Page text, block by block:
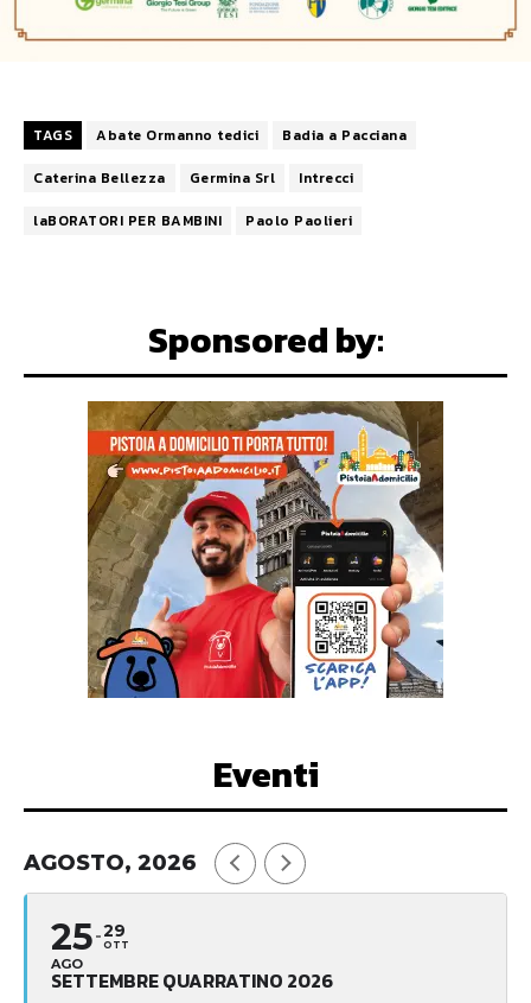
TAGS Abate Ormanno tedici
Badia a Pacciana
Caterina Bellezza
Germina Srl
Intrecci
laBORATORI PER BAMBINI
Paolo Paolieri
Sponsored by:
Eventi
AGOSTO, 2026
25
AGO
29
OTT
SETTEMBRE QUARRATINO 2026